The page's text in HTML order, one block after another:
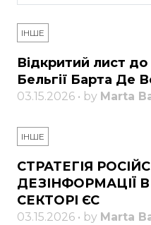
ІНШЕ
Відкритий лист до
Бельгії Барта Де
03.15.2026 • by Marta
ІНШЕ
СТРАТЕГІЯ
ДЕЗІНФОРМАЦІЇ
СЕКТОРІ ЄС
03.15.2026 • by Marta